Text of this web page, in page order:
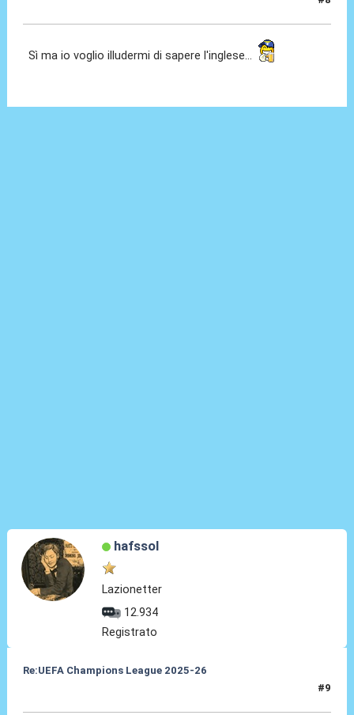
Sì ma io voglio illudermi di sapere l'inglese...
hafssol
Lazionetter
12.934
Registrato
Re:UEFA Champions League 2025-26
#9